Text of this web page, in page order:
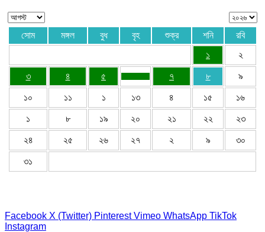
সোম মঙ্গল বুধ বৃহ শুক্র শনি
রবি
১
২
৩ ৪ ৫ ৭ ৮ ৯
১০ ১১ ১ ১৩ ৪ ১৫ ১৬
১ ৮ ১৯ ২০ ২১ ২২ ২৩
২৪ ২৫ ২৬ ২৭ ২ ৯ ৩০
৩১
Facebook X (Twitter) Pinterest Vimeo WhatsApp TikTok
Instagram